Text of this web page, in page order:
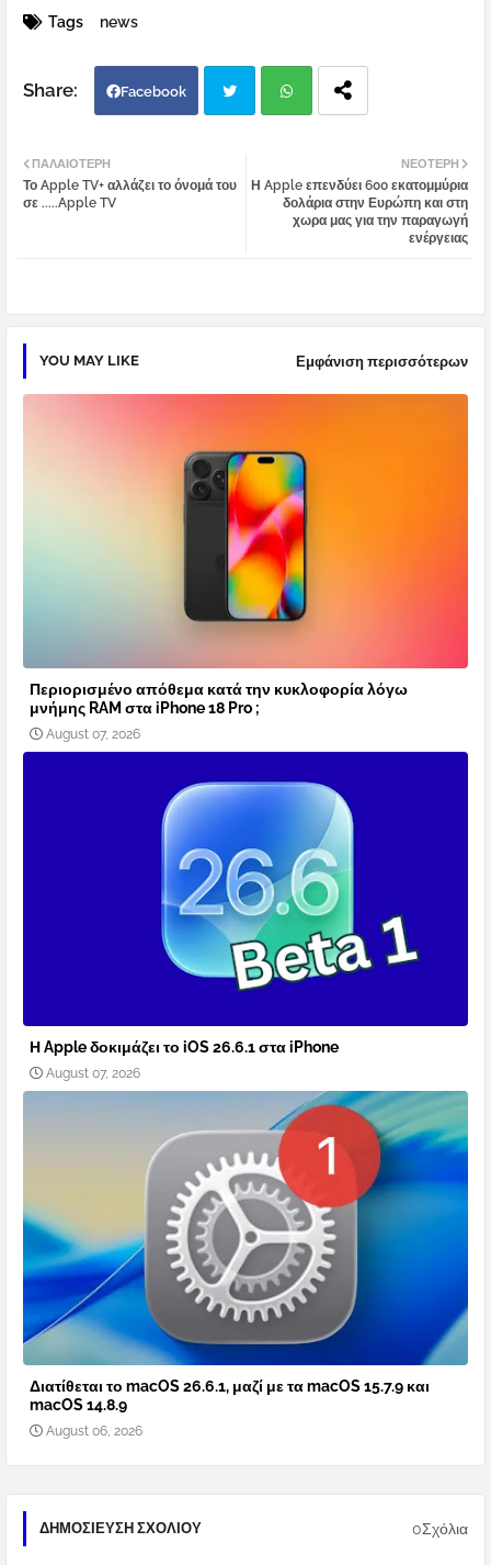
Tags news
Facebook
tter atsa
ΝΕΌΤΕΡΗ
Η Apple επενδύει 600 εκατομμύρια
δολάρια στην Ευρώπη και στη
χωρα μας για την παραγωγή
ενέργειας
ΠΑΛΑΙΌΤΕΡΗ
Το Apple TV+ αλλάζει το όνομά του
σε .....Apple TV
YOU MAY LIKE Εμφάνιση περισσότερων
Περιορισμένο απόθεμα κατά την κυκλοφορία λόγω
μνήμης RAM στα iPhone 18 Pro ;
August 07, 2026
Η Apple δοκιμάζει το iOS 26.6.1 στα iPhone
August 07, 2026
Διατίθεται το macOS 26.6.1, μαζί με τα macOS 15.7.9 και
macOS 14.8.9
August 06, 2026
ΔΗΜΟΣΊΕΥΣΗ ΣΧΟΛΊΟΥ 0Σχόλια